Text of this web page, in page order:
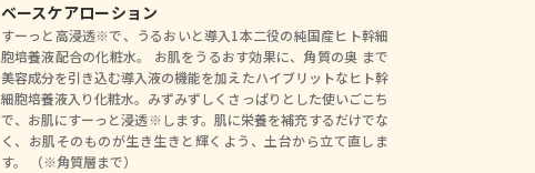
ベースケアローション
すーっと高浸透※で、うるおいと導入1本二役の純国産ヒト幹細
胞培養液配合の化粧水。 お肌をうるおす効果に、角質の奥 まで
美容成分を引き込む導入液の機能を加えたハイブリットなヒト幹
細胞培養液入り化粧水。みずみずしくさっぱりとした使いごこち
で、お肌にすーっと浸透※します。肌に栄養を補充するだけでな
く、お肌そのものが生き生きと輝くよう、土台から立て直しま
す。 （※角質層まで）